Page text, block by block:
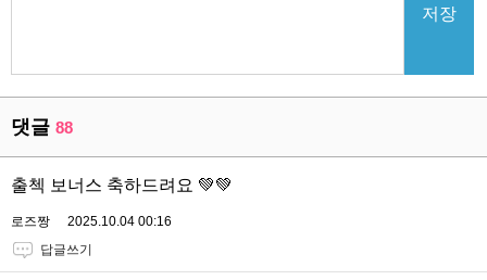
저장
댓글 88
출첵 보너스 축하드려요 💚💚
로즈짱
2025.10.04 00:16
답글쓰기